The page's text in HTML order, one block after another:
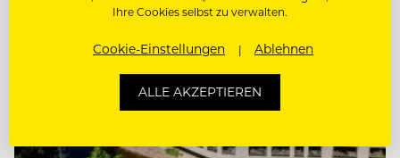
Ihre Cookies selbst zu verwalten.
Cookie-Einstellungen Ablehnen
ALLE AKZEPTIEREN